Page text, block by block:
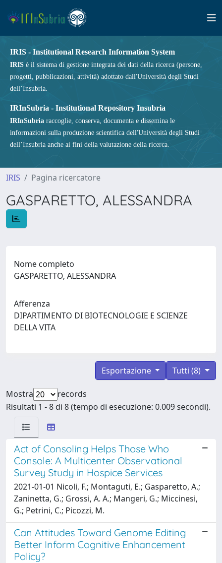
IRIS - Institutional Research Information System
IRIS è il sistema di gestione integrata dei dati della ricerca (persone,
progetti, pubblicazioni, attività) adottato dall'Università degli Studi
dell’Insubria.
IRInSubria - Institutional Repository Insubria
IRInSubria raccoglie, conserva, documenta e dissemina le
informazioni sulla produzione scientifica dell'Università degli Studi
dell’Insubria anche ai fini della valutazione della ricerca.
IRIS Pagina ricercatore
GASPARETTO, ALESSANDRA
Nome completo
GASPARETTO, ALESSANDRA
Afferenza
DIPARTIMENTO DI BIOTECNOLOGIE E SCIENZE
DELLA VITA
Tutti (8)
Esportazione
Mostra
records
Risultati 1 - 8 di 8 (tempo di esecuzione: 0.009 secondi).
Act of Consoling Helps Those Who
Console: A Multicenter Observational
Survey Study in Hospice Services
2021-01-01 Nicoli, F.; Montaguti, E.; Gasparetto, A.;
Zaninetta, G.; Grossi, A. A.; Mangeri, G.; Miccinesi,
G.; Petrini, C.; Picozzi, M.
Can Attitudes Toward Genome Editing
Better Inform Cognitive Enhancement
Policy?